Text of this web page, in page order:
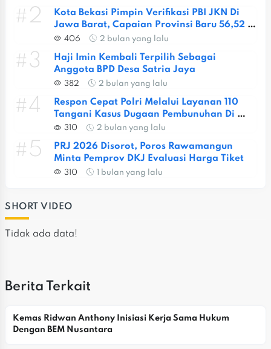
#2
Kota Bekasi Pimpin Verifikasi PBI JKN Di
Jawa Barat, Capaian Provinsi Baru 56,52
Persen
406 2 bulan yang lalu
#3
Haji Imin Kembali Terpilih Sebagai
Anggota BPD Desa Satria Jaya
382 2 bulan yang lalu
#4
Respon Cepat Polri Melalui Layanan 110
Tangani Kasus Dugaan Pembunuhan Di
Jatiasih
310 2 bulan yang lalu
#5
PRJ 2026 Disorot, Poros Rawamangun
Minta Pemprov DKJ Evaluasi Harga Tiket
310 1 bulan yang lalu
SHORT VIDEO
Tidak ada data!
Berita Terkait
Kemas Ridwan Anthony Inisiasi Kerja Sama Hukum
Dengan BEM Nusantara